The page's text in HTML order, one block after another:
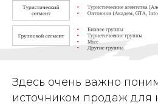
Здесь очень важно
источником продаж для